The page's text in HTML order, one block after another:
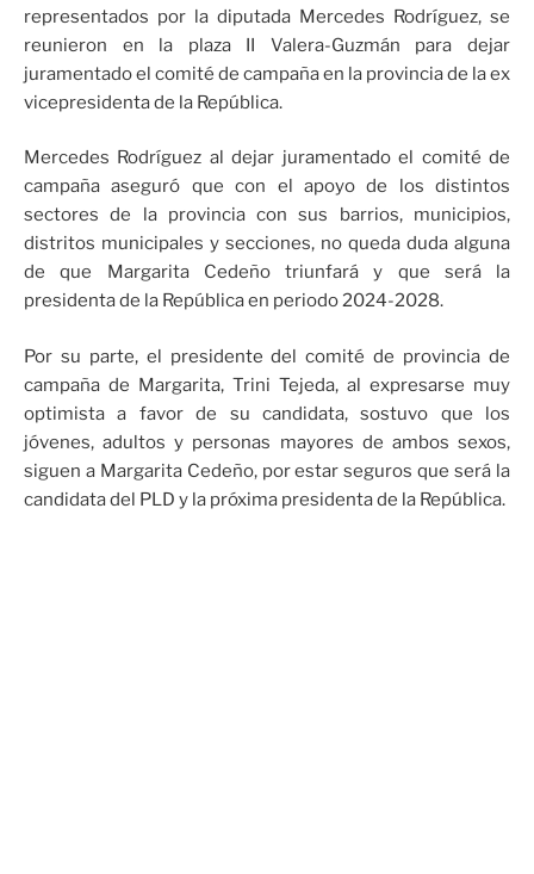
representados por la diputada Mercedes Rodríguez, se
reunieron en la plaza II Valera-Guzmán para dejar
juramentado el comité de campaña en la provincia de la ex
vicepresidenta de la República.
Mercedes Rodríguez al dejar juramentado el comité de
campaña aseguró que con el apoyo de los distintos
sectores de la provincia con sus barrios, municipios,
distritos municipales y secciones, no queda duda alguna
de que Margarita Cedeño triunfará y que será la
presidenta de la República en periodo 2024-2028.
Por su parte, el presidente del comité de provincia de
campaña de Margarita, Trini Tejeda, al expresarse muy
optimista a favor de su candidata, sostuvo que los
jóvenes, adultos y personas mayores de ambos sexos,
siguen a Margarita Cedeño, por estar seguros que será la
candidata del PLD y la próxima presidenta de la República.